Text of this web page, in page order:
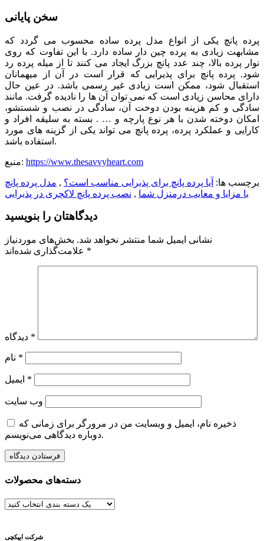
سخن پایانی
پرده پانچ یکی از انواع مدل پرده ساده محسوب می گردد که
مشابهت زیادی به پرده چین دار ساده دارد. با این تفاوت که روی
نوار پرده بالا، چند عدد پانچ بزرگ ایجاد می کنند تا از میله پرده رد
شود. پرده پانچ برای پذیرایی که قرار است در آن از میهمانان
استقبال شود، ممکن است زیادی غیر رسمی باشد. در عین حال
دارای محاسن زیادی است که نمی توان آن ها را نادیده گرفت. مانند
سادگی و کم هزینه بودن دوخت آن، سادگی در نصب و شستشو،
امکان دوخته شدن با هر نوع پارچه و … . بسته به سلیقه افراد و
کارایی و عملکرد پرده، پرده پانچ می تواند یکی از گزینه های مورد
استفاده باشد.
منبع: https://www.thesavvyheart.com
برچسب ها: آیا پرده پانچ برای پذیرایی مناسب است؟ , مدل پرده پانچ
با مزایا و معایب درمنزل شما , نصب پرده پانچ لاکچری در پذیرایی
دیدگاهتان را بنویسید
نشانی ایمیل شما منتشر نخواهد شد. بخش‌های موردنیاز
*
*
*
*
وب‌ سایت
ذخیره نام، ایمیل و وبسایت من در مرورگر برای زمانی که
دوباره دیدگاهی می‌نویسم.
دسته‌های محصولات
شرکت ایپکچی